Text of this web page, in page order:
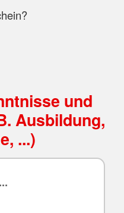
und
Ausbildung,
...)